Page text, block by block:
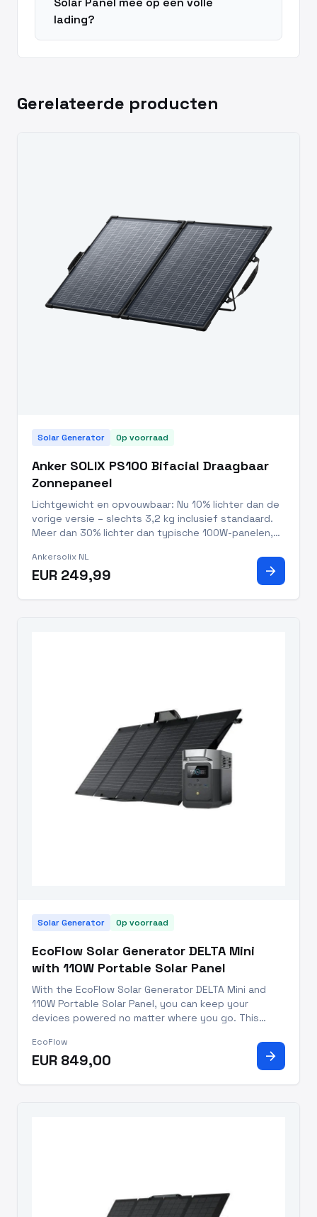
lading?
Gerelateerde producten
Solar Generator Op voorraad
Anker SOLIX PS100 Bifacial Draagbaar
Zonnepaneel
Lichtgewicht en opvouwbaar: Nu 10% lichter dan de
vorige versie – slechts 3,2 kg inclusief standaard.
Meer dan 30% lichter dan typische 100W-panelen,
10 jaar levensduur, 5 jaar garantie en IP68-
waterdicht: Gema
Ankersolix NL
EUR 249,99 arrow_forward
Solar Generator Op voorraad
EcoFlow Solar Generator DELTA Mini
with 110W Portable Solar Panel
With the EcoFlow Solar Generator DELTA Mini and
110W Portable Solar Panel, you can keep your
devices powered no matter where you go. This
outages, outdoor adventures, and professional
work. With a capacity of 882Wh,
EcoFlow
EUR 849,00 arrow_forward